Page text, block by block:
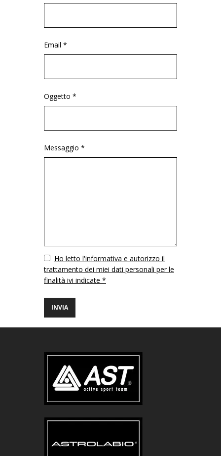
Email *
Oggetto *
Messaggio *
VuotoHo letto l'informativa e autorizzo il
trattamento dei miei dati personali per le
finalità ivi indicate *